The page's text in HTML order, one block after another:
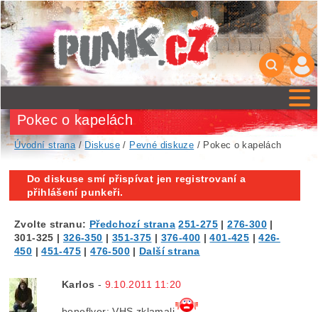
Pokec o kapelách
Úvodní strana/ Diskuse / Pevné diskuze / Pokec o kapelách
Do diskuse smí přispívat jen registrovaní a
přihlášení punkeři.
Zvolte stranu: Předchozí strana 251-275 |276-300|
301-325 | 326-350 | 351-375 | 376-400 |401-425 |426-
450 |451-475 |476-500| Další strana
Karlos - 9.10.2011 11:20